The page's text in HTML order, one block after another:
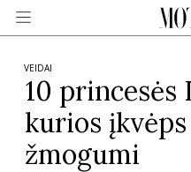
VEIDAI
VEIDAI
10 princesės
kurios
žmogumi